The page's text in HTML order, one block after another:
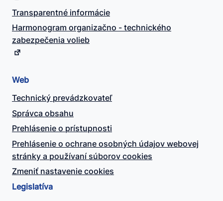
Transparentné informácie
Harmonogram organizačno - technického
zabezpečenia volieb
Web
Technický prevádzkovateľ
Správca obsahu
Prehlásenie o prístupnosti
Prehlásenie o ochrane osobných údajov webovej
stránky a používaní súborov cookies
Zmeniť nastavenie cookies
Legislatíva